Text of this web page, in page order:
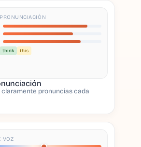
think this
pronuncias cada
VOZ